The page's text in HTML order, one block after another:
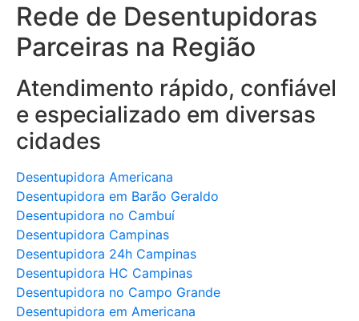
Rede de Desentupidoras
Parceiras na Região
Atendimento rápido, confiável
e especializado em diversas
cidades
Desentupidora Americana
Desentupidora em Barão Geraldo
Desentupidora no Cambuí
Desentupidora Campinas
Desentupidora 24h Campinas
Desentupidora HC Campinas
Desentupidora no Campo Grande
Desentupidora em Americana